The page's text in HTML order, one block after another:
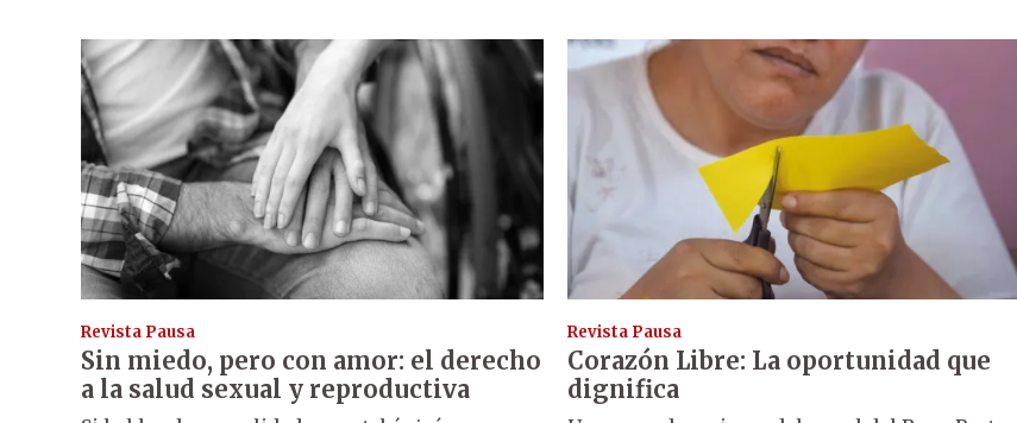
Revista Pausa
Sin miedo, pero con amor: el derecho
a la salud sexual y reproductiva
Revista Pausa
Corazón Libre: La oportunidad que
dignifica